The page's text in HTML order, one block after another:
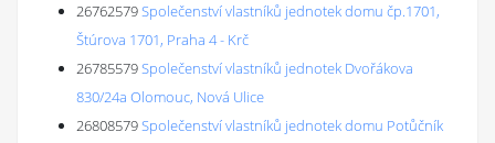
26762579Společenství vlastníků jednotek domu čp.1701,
Štúrova 1701, Praha 4 - Krč
26785579Společenství vlastníků jednotek Dvořákova
830/24a Olomouc, Nová Ulice
26808579Společenství vlastníků jednotek domu Potůčník